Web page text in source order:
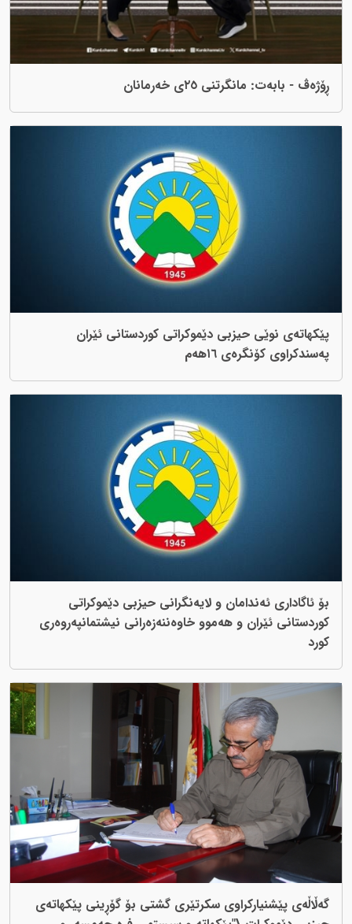
ڕۆژەڤ - بابەت: مانگرتنی ٢٥ی خەرمانان
پێکهاتەی نوێی حیزبی دێموکراتی کوردستانی ئێران
پەسندکراوی کۆنگرەی ١٦هەم
بۆ ئاگاداری ئەندامان و لایەنگرانی حیزبی دێموکراتی
کوردستانی ئێران و هەموو خاوەننەزەرانی نیشتمانپەروەری
کورد
گەڵاڵەى پێشنیارکراوی سکرتێری گشتی بۆ گۆڕینی پێکهاتەی